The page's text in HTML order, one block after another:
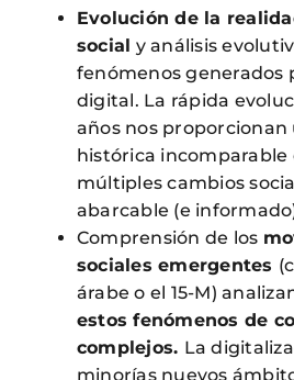
Evolución de la
social y análisis
fenómenos generados
digital. La rápida
años nos
histórica incomparable
múltiples cambios
abarcable (e
Comprensión de los
sociales emergentes
árabe o el 15-M)
estos fenómenos de
complejos. La
minorías nuevos